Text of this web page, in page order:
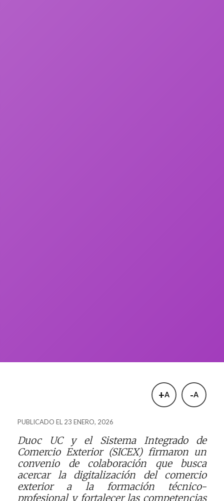
+A -A
PUBLICADO EL 23 ENERO, 2026
Duoc UC y el Sistema Integrado de
Comercio Exterior (SICEX) firmaron un
convenio de colaboración que busca
acercar la digitalización del comercio
exterior a la formación técnico-
profesional y fortalecer las competencias